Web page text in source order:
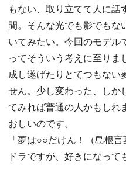
もない、取り立てて人に
間。そんな光でも影でもな
いてみたい。今回のモデル
ってそういう考えに至りま
成し遂げたりとてつもない
せん。少し変わった、しか
てみれば普通の人かもしれ
おしいのです。
「夢は○○だけん！（島根
ドラですが、好きになって